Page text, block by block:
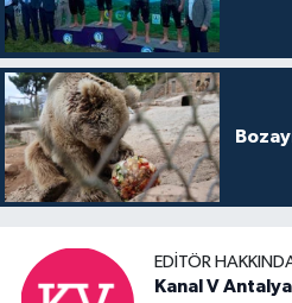
EDITÖR
Kanal V Antalya